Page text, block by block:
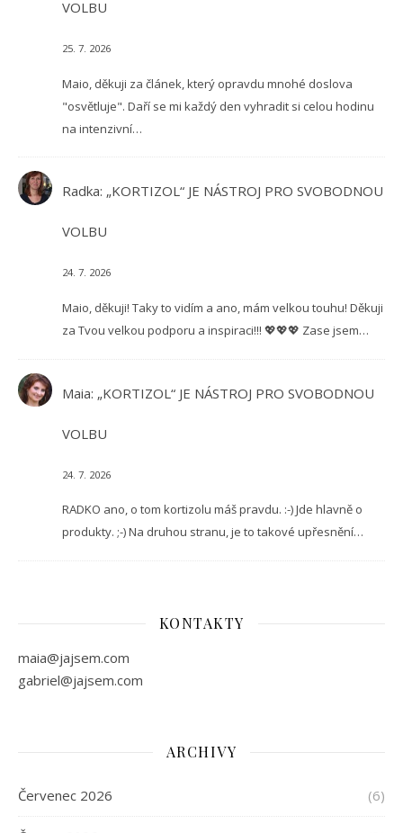
VOLBU
25. 7. 2026
Maio, děkuji za článek, který opravdu mnohé doslova
"osvětluje". Daří se mi každý den vyhradit si celou hodinu
na intenzivní…
Radka: „KORTIZOL“ JE NÁSTROJ PRO SVOBODNOU
VOLBU
24. 7. 2026
Maio, děkuji! Taky to vidím a ano, mám velkou touhu! Děkuji
za Tvou velkou podporu a inspiraci!!! 💖💖💖 Zase jsem…
Maia: „KORTIZOL“ JE NÁSTROJ PRO SVOBODNOU
VOLBU
24. 7. 2026
RADKO ano, o tom kortizolu máš pravdu. :-) Jde hlavně o
produkty. ;-) Na druhou stranu, je to takové upřesnění…
KONTAKTY
maia@jajsem.com
gabriel@jajsem.com
ARCHIVY
Červenec 2026 (6)